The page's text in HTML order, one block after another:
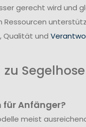
gerecht wird und
Qualität und
für Anfänger?
meist